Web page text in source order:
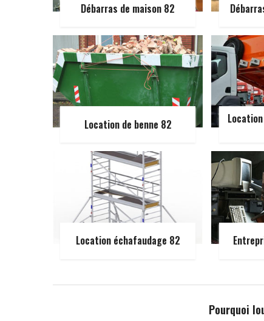
Débarras de maison 82
Location de benne 82
Location échafaudage 82
Pourquoi